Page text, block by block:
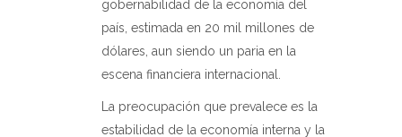
gobernabilidad de la economía del
país, estimada en 20 mil millones de
dólares, aun siendo un paria en la
escena financiera internacional.
La preocupación que prevalece es la
estabilidad de la economía interna y la